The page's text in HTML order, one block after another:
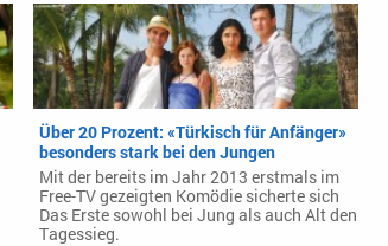
Über 20 Prozent: «Türkisch für Anfänger»
besonders stark bei den Jungen
Mit der bereits im Jahr 2013 erstmals im
Free-TV gezeigten Komödie sicherte sich
Das Erste sowohl bei Jung als auch Alt den
Tagessieg.